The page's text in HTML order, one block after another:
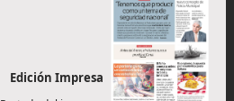
Edición Impresa